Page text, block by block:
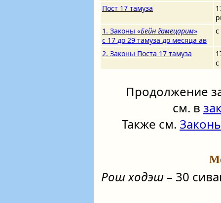
Пост 17 тамуза
1. Законы «Бейн г̃амецарим»
с 17 до 29 тамуза до месяца ав
2. Законы Поста 17 тамуза
Продолжение
см. в
Также см.
Рош ходэш– 30